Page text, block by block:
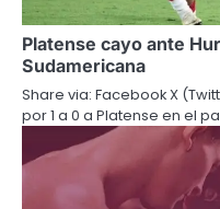
Platense cayo ante
Sudamericana
Share via: Facebook X
por 1 a 0 a Platense en el